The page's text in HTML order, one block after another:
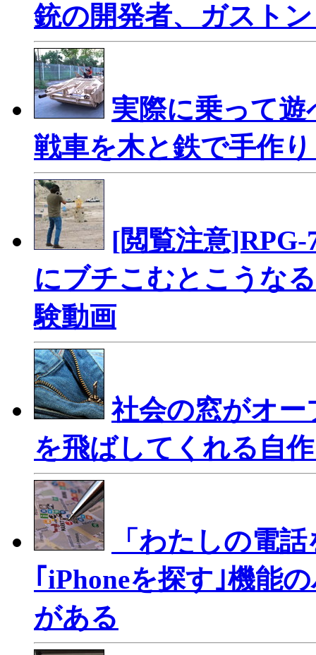
銃の開発者、ガスト
実際に乗って
戦車を木と鉄で手作
[閲覧注意
にブチこむとこうな
験動画
社会の窓がオ
を飛ばしてくれる自
「わたしの電
｢iPhoneを探す｣機能
がある